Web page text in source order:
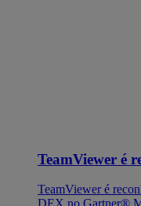
TeamViewer é
TeamViewer é